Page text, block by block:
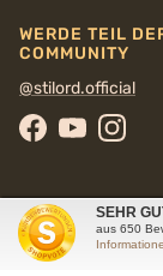
WERDE TEIL
COMMUNITY
@stilord.official
Facebook
YouTube
SEHR
aus 650